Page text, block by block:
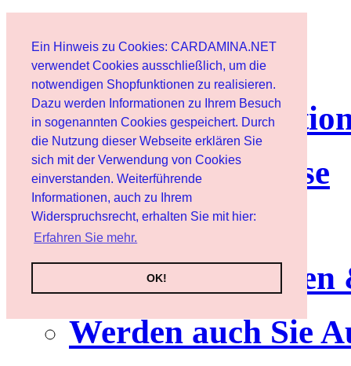
Ein Hinweis zu Cookies: CARDAMINA.NET
verwendet Cookies ausschließlich, um die
notwendigen Shopfunktionen zu realisieren.
Dazu werden Informationen zu Ihrem Besuch
in sogenannten Cookies gespeichert. Durch
die Nutzung dieser Webseite erklären Sie
sich mit der Verwendung von Cookies
einverstanden. Weiterführende
Informationen, auch zu Ihrem
Widerspruchsrecht, erhalten Sie mit hier:
Erfahren Sie mehr.
OK!
Client
lettre
Nutzungshinweise
Service
Werden auch Sie